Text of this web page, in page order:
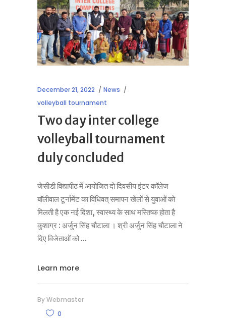
December 21, 2022
News
volleyball tournament
Two day inter college
volleyball tournament
duly concluded
जेसीडी विद्यापीठ में आयोजित दो दिवसीय इंटर काॅलेज
बाॅलीवाल टूर्नामेंट का विधिवत् समापन खेलों से युवाओं को
मिलती है एक नई दिशा, स्वास्थ्य के साथ मस्तिष्क होता है
कुशाग्र : अर्जुन सिंह चौटाला । श्री अर्जुन सिंह चौटाला ने
दिए विजेताओं को
Learn more
ByWebmaster
0